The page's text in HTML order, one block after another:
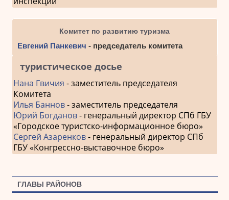
Комитет по развитию туризма
Евгений Панкевич - председатель комитета
туристическое досье
Нана Гвичия - заместитель председателя
Комитета
Илья Баннов- заместитель председателя
Юрий Богданов- генеральный директор СПб ГБУ
«Городское туристско-информационное бюро»
Сергей Азаренков- генеральный директор СПб
ГБУ «Конгрессно-выставочное бюро»
ГЛАВЫ РАЙОНОВ